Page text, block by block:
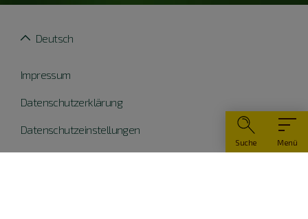
Menü
Suche
Impressum
Datenschutzerklärung
Datenschutzeinstellungen
Widerruf erklären
Deutsch